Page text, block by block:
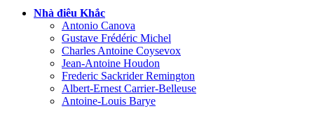
Nhà điêu Khắc
Antonio Canova
Gustave Frédéric Michel
Charles Antoine Coysevox
Jean-Antoine Houdon
Frederic Sackrider Remington
Albert-Ernest Carrier-Belleuse
Antoine-Louis Barye